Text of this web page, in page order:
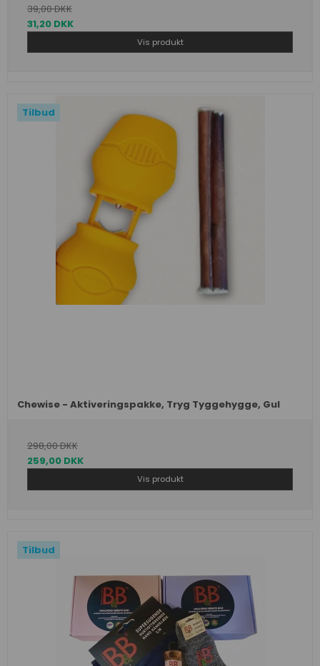
39,00 DKK
31,20 DKK
Vis produkt
Tilbud
Chewise - Aktiveringspakke, Tryg Tyggehygge, Gul
298,00 DKK
259,00 DKK
Vis produkt
Tilbud